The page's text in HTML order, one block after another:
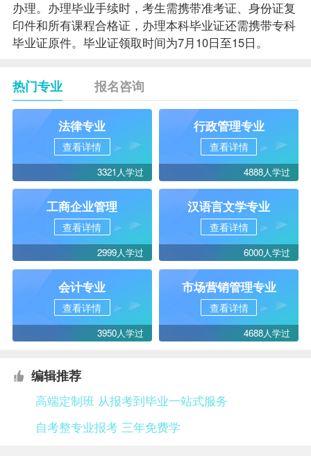
办理。办理毕业手续时，考生需携带准考证、身份证复
印件和所有课程合格证，办理本科毕业证还需携带专科
毕业证原件。毕业证领取时间为7月10日至15日。
热门专业 报名咨询
法律专业
查看详情
3321人学过
行政管理专业
查看详情
4888人学过
工商企业管理
查看详情
2999人学过
汉语言文学专业
查看详情
6000人学过
会计专业
查看详情
3950人学过
市场营销管理专业
查看详情
4688人学过
编辑推荐
高端定制班 从报考到毕业一站式服务
自考整专业报考 三年免费学